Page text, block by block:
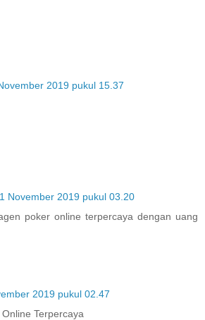
2019 pukul 15.37
November 2019 pukul 03.20
poker online terpercaya dengan uang
2019 pukul 02.47
Terpercaya